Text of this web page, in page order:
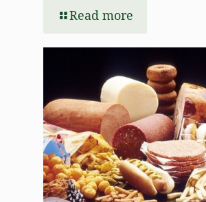
Read more